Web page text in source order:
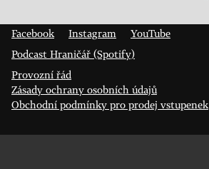
Facebook
Instagram
YouTube
Podcast Hraničář (Spotify)
Provozní řád
Zásady ochrany osobních údajů
Obchodní podmínky pro prodej vstupenek